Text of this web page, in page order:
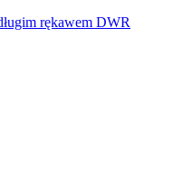
rękawem DWR